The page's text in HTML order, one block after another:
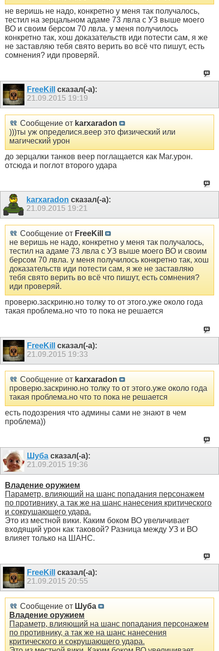
не веришь не надо, конкретно у меня так получалось,
тестил на зерцальном адаме 73 лвла с УЗ выше моего
ВО и своим берсом 70 лвла. у меня получилось
конкретно так, хош доказательств иди потести сам, я же
не заставляю тебя свято верить во всё что пишут, есть
сомнения? иди проверяй.
FreeKill
сказал(-а):
21.09.2015 19:19
Сообщение от karxaradon
)))ты уж определися.веер это физический или
магический урон
до зерцалки танков веер поглащается как Маг.урон.
отсюда и поглот второго удара
karxaradon сказал(-а):
21.09.2015 19:21
Сообщение от FreeKill
не веришь не надо, конкретно у меня так получалось,
тестил на адаме 73 лвла с УЗ выше моего ВО и своим
берсом 70 лвла. у меня получилось конкретно так, хош
доказательств иди потести сам, я же не заставляю
тебя свято верить во всё что пишут, есть сомнения?
иди проверяй.
проверю.заскриню.но толку то от этого.уже около года
такая проблема.но что то пока не решается
FreeKill
сказал(-а):
21.09.2015 19:33
Сообщение от karxaradon
проверю.заскриню.но толку то от этого.уже около года
такая проблема.но что то пока не решается
есть подозрения что админы сами не знают в чем
проблема))
Шуба сказал(-а):
21.09.2015 19:36
Владение оружием
Параметр, влияющий на шанс попадания персонажем
по противнику, а так же на шанс нанесения критического
и сокрушающего удара.
Это из местной вики. Каким боком ВО увеличивает
входящий урон как таковой? Разница между УЗ и ВО
влияет только на ШАНС.
FreeKill
сказал(-а):
21.09.2015 20:55
Сообщение от Шуба
Владение оружием
Параметр, влияющий на шанс попадания персонажем
по противнику, а так же на шанс нанесения
критического и сокрушающего удара.